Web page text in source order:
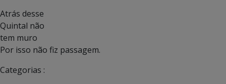
Atrás desse
Quintal não
tem muro
Por isso não fiz passagem.
Categorias :